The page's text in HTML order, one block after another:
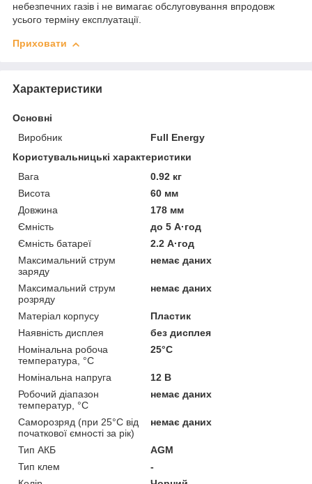
небезпечних газів і не вимагає обслуговування впродовж
усього терміну експлуатації.
Приховати
Характеристики
Основні
Виробник
Full Energy
Користувальницькі характеристики
Вага
0.92 кг
Висота
60 мм
Довжина
178 мм
Ємність
до 5 А·год
Ємність батареї
2.2 А·год
Максимальний струм
заряду
немає даних
Максимальний струм
розряду
немає даних
Матеріал корпусу
Пластик
Наявність дисплея
без дисплея
Номінальна робоча
температура, °C
25°C
Номінальна напруга
12 В
Робочий діапазон
температур, °C
немає даних
Саморозряд (при 25°C від
початкової ємності за рік)
немає даних
Тип АКБ
AGM
Тип клем
-